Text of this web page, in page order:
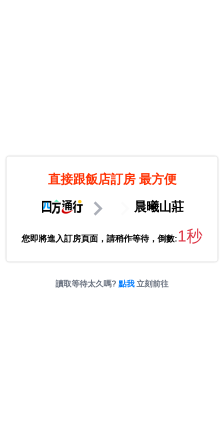
直接跟飯店訂房 最方便
晨曦山莊
您即將進入訂房頁面，請稍作等待，倒數: 1秒
讀取等待太久嗎? 點我 立刻前往